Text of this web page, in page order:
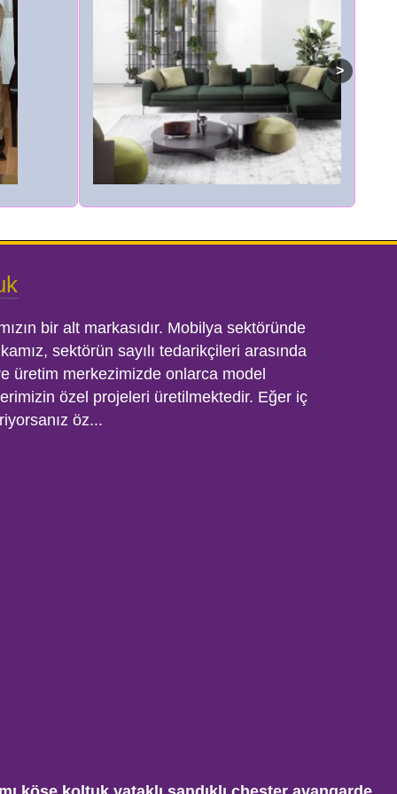
bir alt markasıdır. Mobilya sektöründe
sektörün sayılı tedarikçileri arasında
üretim merkezimizde onlarca model
özel projeleri üretilmektedir. Eğer iç
öz...